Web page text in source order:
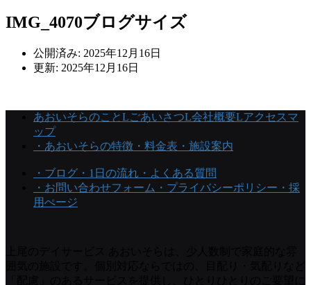
IMG_4070ブログサイズ
公開済み: 2025年12月16日
更新: 2025年12月16日
あおいそらのことLごあいさつL会社概要Lアクセスマ
ップ
・あおいそらの特徴 ・料金表 ・施設案内
・ブログ ・1日の流れ ・よくある質問
・お問い合わせフォーム ・プライバシーポリシー ・採
用ぺージ